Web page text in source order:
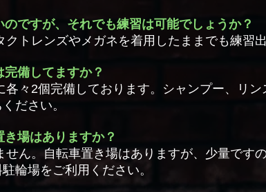
のですが、それでも練習は可能でしょうか？
クトレンズやメガネを着用したままでも練習
完備してますか？
各々2個完備しております。シャンプー、リン
ださい。
き場はありますか？
せん。自転車置き場はありますが、少量です
輪場をご利用ください。